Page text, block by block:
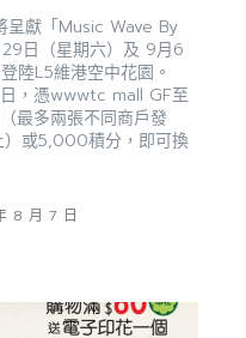
獻「Music Wave By
日（星期六）及 9月6
陸L5維港空中花園。
，憑wwwtc mall GF至
最多兩張不同商戶發
）或5,000積分，即可換
8 月 7 日